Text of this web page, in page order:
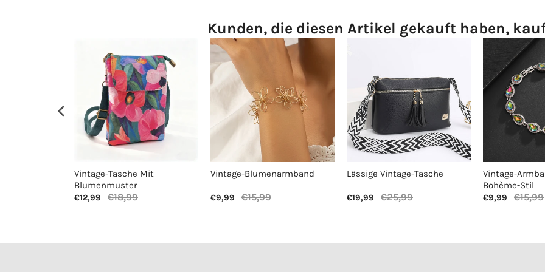
Kunden, die diesen Artikel gekauft haben,
Vintage-Tasche Mit
Blumenmuster
€12,99 €18,99
Vintage-Blumenarmband
€9,99 €15,99
Lässige Vintage-Tasche
€19,99 €25,99
Vintage-
Bohème-Stil
€9,99 €15,99